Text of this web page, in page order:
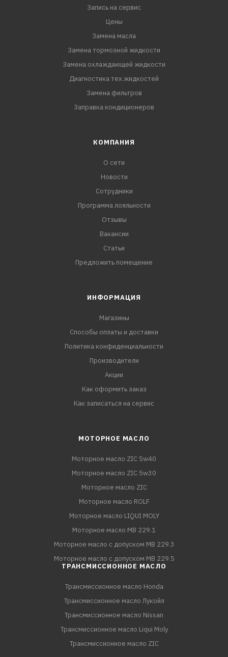
Запись на сервис
Цены
Замена масла
Замена тормозной жидкости
Замена охлаждающей жидкости
Диагностика тех.жидкостей
Замена фильтров
Заправка кондиционеров
КОМПАНИЯ
О сети
Новости
Сотрудники
Программа лояльности
Отзывы
Вакансии
Статьи
Предложить помещение
ИНФОРМАЦИЯ
Магазины
Способы оплаты и доставки
Политика конфиденциальности
Производители
Акции
Как оформить заказ
Как записаться на сервис
МОТОРНОЕ МАСЛО
Моторное масло ZIC 5w40
Моторное масло ZIC 5w30
Моторное масло ZIC
Моторное масло ROLF
Моторное масло LIQUI MOLY
Моторное масло MB 229.1
Моторное масло с допуском MB 229.3
Моторное масло с допуском MB 229.5
ТРАНСМИССИОННОЕ МАСЛО
Трансмиссионное масло Honda
Трансмиссионное масло Лукойл
Трансмиссионное масло Nissan
Трансмиссионное масло Liqui Moly
Трансмиссионное масло ZIC